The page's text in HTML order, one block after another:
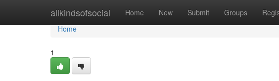
allkindsofsocial Home New Submit Groups
Home
Home
1